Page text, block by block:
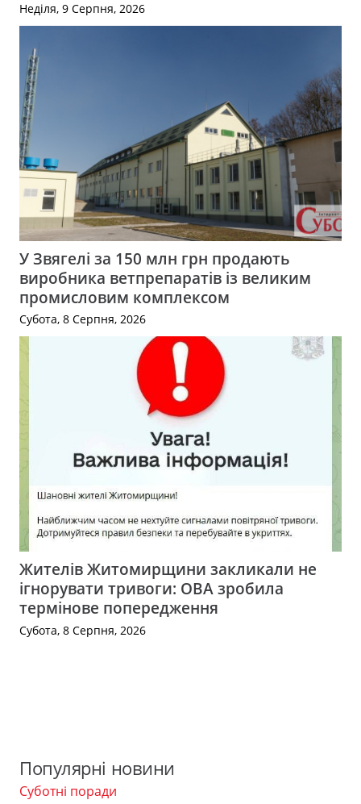
Неділя, 9 Серпня, 2026
У Звягелі за 150 млн грн продають
виробника ветпрепаратів із великим
промисловим комплексом
Субота, 8 Серпня, 2026
Жителів Житомирщини закликали не
ігнорувати тривоги: ОВА зробила
термінове попередження
Субота, 8 Серпня, 2026
Популярні новини
Суботні поради